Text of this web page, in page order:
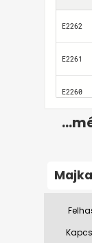
Majka